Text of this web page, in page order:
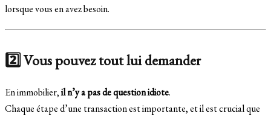
lorsque vous en avez besoin.
2️⃣ Vous pouvez tout lui demander
En immobilier,il n’y a pas de question idiote.
Chaque étape d’une transaction est importante, et il est crucial que